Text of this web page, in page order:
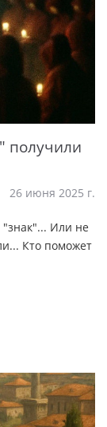
получили
26 июня 2025 г.
Или не
Кто поможет